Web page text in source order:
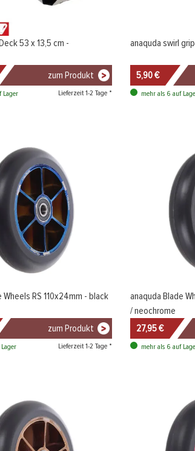
53 x 13,5 cm -
zum Produkt
Lager Lieferzeit 1-2 Tage *
anaquda swirl
5,90 €
mehr als 6 auf
Wheels RS 110x24mm - black
zum Produkt
Lieferzeit 1-2 Tage *
anaquda Blade
/ neochrome
27,95 €
mehr als 6 auf